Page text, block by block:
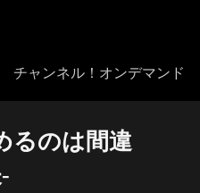
チャンネル！オンデマンド
るのは間違